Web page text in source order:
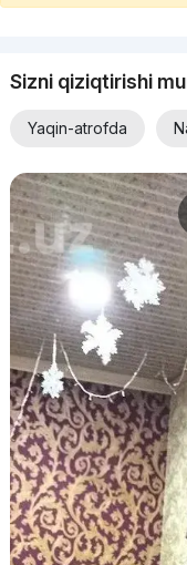
Sizni qiziqtirishi
Yaqin-atrofda